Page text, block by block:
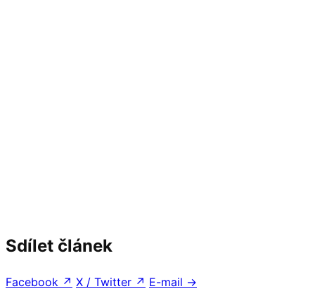
Sdílet článek
Facebook ↗ X / Twitter ↗ E-mail →